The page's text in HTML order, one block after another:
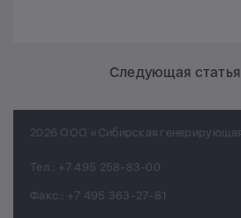
Следующая статья
2026 ООО «Сибирская
Тел.: +7 495 258-83-00
Факс.: +7 495 363-27-81